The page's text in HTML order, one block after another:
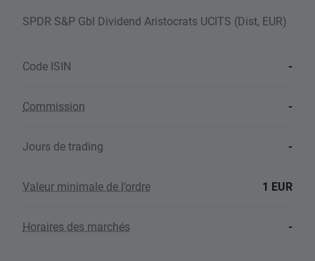
SPDR S&P Gbl Dividend Aristocrats UCITS (Dist, EUR)
Code ISIN -
Commission -
Jours de trading -
Valeur minimale de l’ordre 1 EUR
Horaires des marchés -